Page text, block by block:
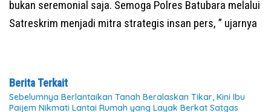
bukan seremonial saja. Semoga Polres Batubara melalui
Satreskrim menjadi mitra strategis insan pers, ” ujarnya
Berita Terkait
Sebelumnya Berlantaikan Tanah Beralaskan Tikar, Kini Ibu
Paijem Nikmati Lantai Rumah yang Layak Berkat Satgas